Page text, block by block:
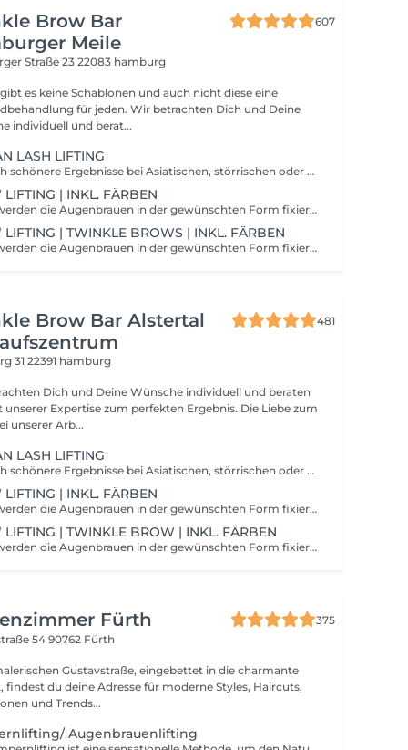
Brow Bar
Meile
607
Straße 2322083 hamburg
es keine Schablonen und auch nicht diese eine
für jeden. Wir betrachten Dich und Deine
individuell und berat...
LASH LIFTING
Für noch schönere Ergebnisse bei Asiatischen, störrischen oder nach unten wachsende Wimpern. Wir beraten dich vor Ort gerne, welche Lifting Methode für deine Wimpern am Besten geeignet ist.
| INKL. FÄRBEN
Zuerst werden die Augenbrauen in der gewünschten Form fixiert und anschließend mit Hilfe von zwei Lotionen dauerhaft in diese Form gebracht. Das fertige Ergebnis hält bis zu sechs Wochen.Das Browlifting ist die ideale Möglichkeit mehr Volumen in Deine Augenbrauen zu zaubern. Sehr schmale Augenbrauen werden einfach doppelt so breit geschummelt. Die Augen wirken durch den nach oben gebürsteten Look größer und offener. Bitte beachte, dass diese Dienstleistung für schwangere & stillende ausgenommen ist.
LIFTING | TWINKLE BROWS | INKL. FÄRBEN
Zuerst werden die Augenbrauen in der gewünschten Form fixiert und anschließend mit Hilfe von zwei Lotionen dauerhaft in diese Form gebracht. Das fertige Ergebnis hält bis zu sechs Wochen.Das Browlifting ist die ideale Möglichkeit mehr Volumen in Deine Augenbrauen zu zaubern. Sehr schmale Augenbrauen werden einfach doppelt so breit geschummelt. Die Augen wirken durch den nach oben gebürsteten Look größer und offener. Bitte beachte, dass diese Dienstleistung für schwangere & stillende ausgenommen ist.
Brow Bar Alstertal
481
3122391 hamburg
Dich und Deine Wünsche individuell und beraten
Expertise zum perfekten Ergebnis. Die Liebe zum
unserer Arb...
LASH LIFTING
Für noch schönere Ergebnisse bei Asiatischen, störrischen oder nach unten wachsende Wimpern. Wir beraten dich vor Ort gerne, welche Lifting Methode für deine Wimpern am Besten geeignet ist.
| INKL. FÄRBEN
Zuerst werden die Augenbrauen in der gewünschten Form fixiert und anschließend mit Hilfe von zwei Lotionen dauerhaft in diese Form gebracht. Das fertige Ergebnis hält bis zu sechs Wochen.Das Browlifting ist die ideale Möglichkeit mehr Volumen in Deine Augenbrauen zu zaubern. Sehr schmale Augenbrauen werden einfach doppelt so breit geschummelt. Die Augen wirken durch den nach oben gebürsteten Look größer und offener. Bitte beachte, dass diese Dienstleistung für schwangere & stillende ausgenommen ist.
LIFTING | TWINKLE BROW | INKL. FÄRBEN
Zuerst werden die Augenbrauen in der gewünschten Form fixiert und anschließend mit Hilfe von zwei Lotionen dauerhaft in diese Form gebracht. Das fertige Ergebnis hält bis zu sechs Wochen.Das Browlifting ist die ideale Möglichkeit mehr Volumen in Deine Augenbrauen zu zaubern. Sehr schmale Augenbrauen werden einfach doppelt so breit geschummelt. Die Augen wirken durch den nach oben gebürsteten Look größer und offener. Bitte beachte, dass diese Dienstleistung für schwangere & stillende ausgenommen ist.
Fürth
375
5490762 Fürth
Gustavstraße, eingebettet in die charmante
findest du deine Adresse für moderne Styles, Haircuts,
und Trends...
Augenbrauenlifting